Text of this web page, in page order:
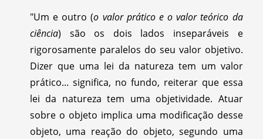
"Um e outro (o valor prático e o valor teórico da
ciência) são os dois lados inseparáveis e
rigorosamente paralelos do seu valor objetivo.
Dizer que uma lei da natureza tem um valor
prático... significa, no fundo, reiterar que essa
lei da natureza tem uma objetividade. Atuar
sobre o objeto implica uma modificação desse
objeto, uma reação do objeto, segundo uma